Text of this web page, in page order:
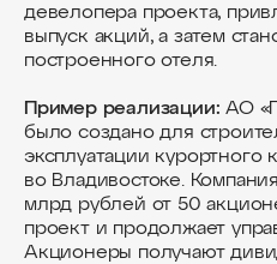
девелопера проекта,
выпуск акций, а затем
построенного отеля.
Пример реализации: AO
было создано для
эксплуатации курортного
во Владивостоке.
млрд рублей от 50
проект и продолжает
Акционеры получают